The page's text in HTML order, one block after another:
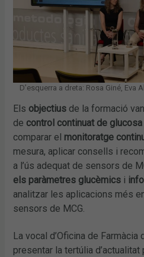
D’esquerra a dreta: Rosa Giné, Eva
Els objectius de la formació
de control continuat de
comparar el monitoratge
mesura, aplicar consells i
a l’ús adequat de sensors de
els paràmetres glucèmics i
analitzar les aplicacions més
sensors de MCG.
La vocal d’Oficina de Farmàcia
presentar la tertúlia